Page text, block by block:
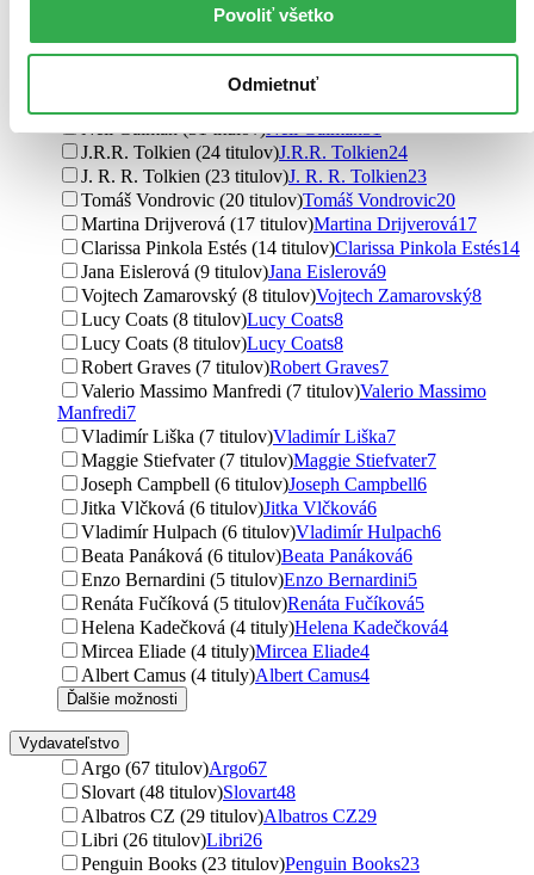
Povoliť všetko
Odmietnuť
Homer (46 titulov)Homer46
Stephen Fry (44 titulov)Stephen Fry44
Jiří Kutina (44 titulov)Jiří Kutina
Neil Gaiman (31 titulov)Neil Gaiman31
J.R.R. Tolkien (24 titulov)J.R.R. Tolkien24
J. R. R. Tolkien (23 titulov)J. R. R. Tolkien23
Tomáš Vondrovic (20 titulov)Tomáš Vondrovic20
Martina Drijverová (17 titulov)Martina Drijverová17
Clarissa Pinkola Estés (14 titulov)Clarissa Pinkola Estés14
Jana Eislerová (9 titulov)Jana Eislerová9
Vojtech Zamarovský (8 titulov)Vojtech Zamarovský8
Lucy Coats (8 titulov)Lucy Coats8
Lucy Coats (8 titulov)Lucy Coats8
Robert Graves (7 titulov)Robert Graves7
Valerio Massimo Manfredi (7 titulov)Valerio Massimo
Manfredi7
Vladimír Liška (7 titulov)Vladimír Liška7
Maggie Stiefvater (7 titulov)Maggie Stiefvater7
Joseph Campbell (6 titulov)Joseph Campbell6
Jitka Vlčková (6 titulov)Jitka Vlčková6
Vladimír Hulpach (6 titulov)Vladimír Hulpach6
Beata Panáková (6 titulov)Beata Panáková6
Enzo Bernardini (5 titulov)Enzo Bernardini5
Renáta Fučíková (5 titulov)Renáta Fučíková5
Helena Kadečková (4 tituly)Helena Kadečková4
Mircea Eliade (4 tituly)Mircea Eliade4
Albert Camus (4 tituly)Albert Camus4
Ďalšie možnosti
Vydavateľstvo
Argo (67 titulov)Argo67
Slovart (48 titulov)Slovart48
Albatros CZ (29 titulov)Albatros CZ29
Libri (26 titulov)Libri26
Penguin Books (23 titulov)Penguin Books23